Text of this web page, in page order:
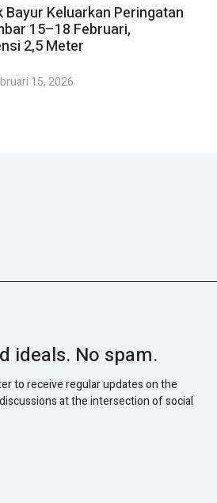
Bayur Keluarkan Peringatan
15–18 Februari,
2,5 Meter
15, 2026
ideals. No spam.
to receive regular updates on the
at the intersection of social